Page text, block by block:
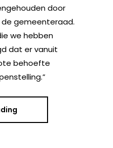
door
gemeenteraad.
we hebben
dat er vanuit
behoefte